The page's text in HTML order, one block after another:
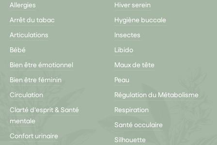
Allergies
Arrêt du tabac
Articulations
Bébé
Bien être émotionnel
Bien être féminin
Circulation
Clarté d'esprit & Santé
mentale
Confort urinaire
Hiver serein
Hygiène buccale
Insectes
Libido
Maux de tête
Peau
Régulation du Métabolisme
Respiration
Santé occulaire
Silhouette